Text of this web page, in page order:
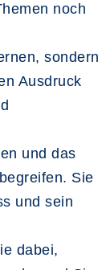
noch
sondern
Ausdruck
malend
und das
Sie
und sein
dabei,